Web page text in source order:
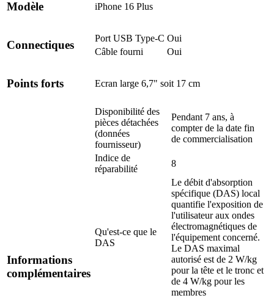
Modèle iPhone 16 Plus
Connectiques
Port USB Type-C Oui
Câble fourni
Oui
Points forts Ecran large 6,7" soit 17 cm
Informations
complémentaires
Disponibilité des
pièces détachées
(données
fournisseur)
Pendant 7 ans, à
compter de la date fin
de commercialisation
Indice de
réparabilité
8
Qu'est-ce que le
DAS
Le débit d'absorption
spécifique (DAS) local
quantifie l'exposition de
l'utilisateur aux ondes
électromagnétiques de
l'équipement concerné.
Le DAS maximal
autorisé est de 2 W/kg
pour la tête et le tronc et
de 4 W/kg pour les
membres